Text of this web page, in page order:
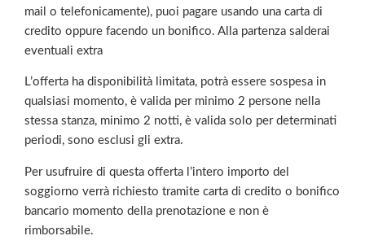
mail o telefonicamente), puoi pagare usando una carta di
credito oppure facendo un bonifico. Alla partenza salderai
eventuali extra
L’offerta ha disponibilità limitata, potrà essere sospesa in
qualsiasi momento, è valida per minimo 2 persone nella
stessa stanza, minimo 2 notti, è valida solo per determinati
periodi, sono esclusi gli extra.
Per usufruire di questa offerta l’intero importo del
soggiorno verrà richiesto tramite carta di credito o bonifico
bancario momento della prenotazione e non è
rimborsabile.